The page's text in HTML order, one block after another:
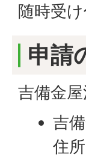
随時受
申請
吉備金
吉
住